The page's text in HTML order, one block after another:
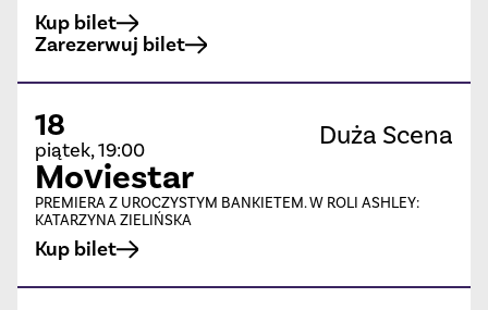
Kup bilet
Zarezerwuj bilet
18
piątek, 19:00
Moviestar
Duża Scena
PREMIERA Z UROCZYSTYM BANKIETEM. W ROLI ASHLEY:
KATARZYNA ZIELIŃSKA
Kup bilet